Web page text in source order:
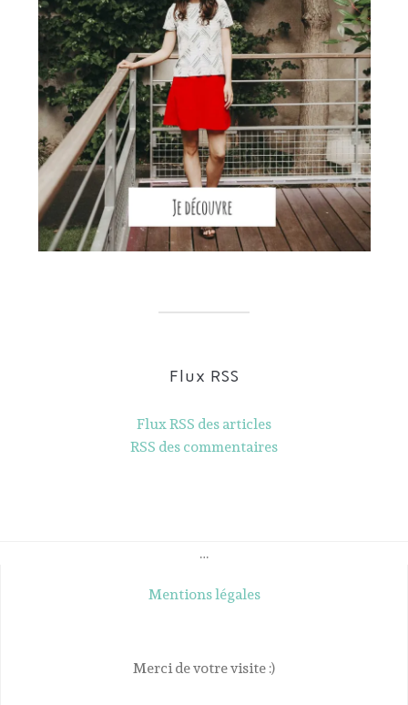
Flux RSS
Flux RSS des articles
RSS des commentaires
…
Mentions légales
Merci de votre visite :)